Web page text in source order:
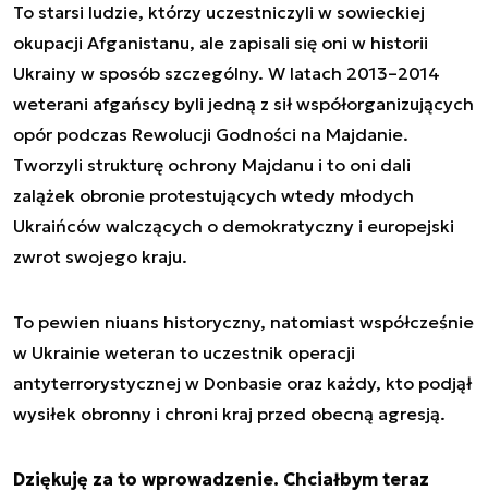
To starsi ludzie, którzy uczestniczyli w sowieckiej
okupacji Afganistanu, ale zapisali się oni w historii
Ukrainy w sposób szczególny. W latach 2013–2014
weterani afgańscy byli jedną z sił współorganizujących
opór podczas Rewolucji Godności na Majdanie.
Tworzyli strukturę ochrony Majdanu i to oni dali
zalążek obronie protestujących wtedy młodych
Ukraińców walczących o demokratyczny i europejski
zwrot swojego kraju.
To pewien niuans historyczny, natomiast współcześnie
w Ukrainie weteran to uczestnik operacji
antyterrorystycznej w Donbasie oraz każdy, kto podjął
wysiłek obronny i chroni kraj przed obecną agresją.
Dziękuję za to wprowadzenie. Chciałbym teraz